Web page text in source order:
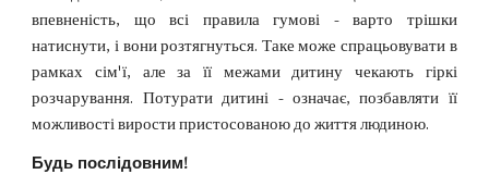
впевненість, що всі правила гумові - варто трішки
натиснути, і вони розтягнуться. Таке може спрацьовувати в
рамках сім'ї, але за її межами дитину чекають гіркі
розчарування. Потурати дитині - означає, позбавляти її
можливості вирости пристосованою до життя людиною.
Будь послідовним!